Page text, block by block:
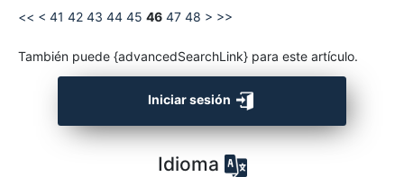
<< < 41 42 43 44 45 46 47 48 > >>
También puede {advancedSearchLink} para este artículo.
Iniciar sesión
Idioma